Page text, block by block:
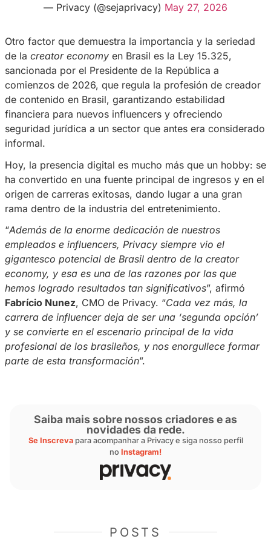
general— llegando a crecer un 158 %.
Um bate-papo com@naihporfirio
sua chegada na#Privacy, sua
experiência com a plataforma e dicas
para novas creators🧡
dúvidas sobre começar🔁
pic.twitter.com/qZKFCPPFQB
— Privacy (@sejaprivacy)May 27,
Otro factor que demuestra la importancia y la
de lacreator economyen Brasil es la Ley
sancionada por el Presidente de la República
comienzos de 2026, que regula la profesión
de contenido en Brasil, garantizando
financiera para nuevos influencers y
seguridad jurídica a un sector que antes era
ha convertido en una fuente principal de
origen de carreras exitosas, dando lugar a
rama dentro de la industria del
gigantesco potencial de Brasil dentro de la